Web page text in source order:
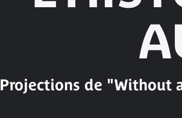
Projections de "Without